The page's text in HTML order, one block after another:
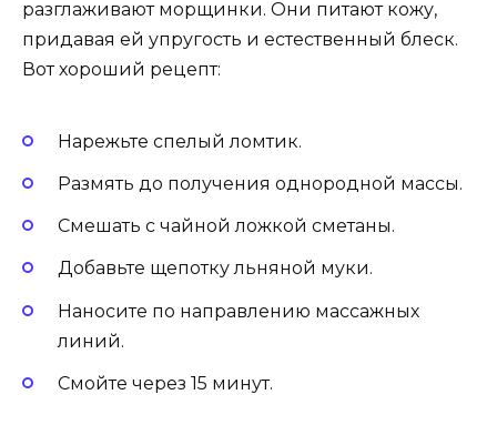
разглаживают морщинки. Они питают кожу,
придавая ей упругость и естественный блеск.
Вот хороший рецепт:
Нарежьте спелый ломтик.
Размять до получения однородной массы.
Смешать с чайной ложкой сметаны.
Добавьте щепотку льняной муки.
Наносите по направлению массажных
линий.
Смойте через 15 минут.